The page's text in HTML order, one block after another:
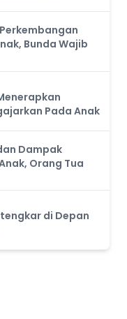
Bunda Wajib
Pada Anak
Dampak
Orang Tua
di Depan